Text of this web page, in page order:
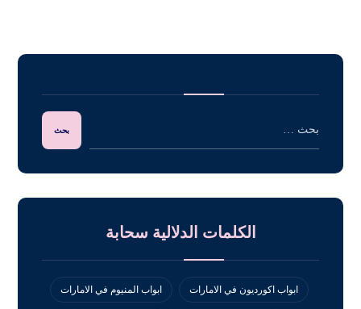
الكلمات الدلالية سحابة
ابواب اكورديون في الامارات ابواب المنيوم في الامارات